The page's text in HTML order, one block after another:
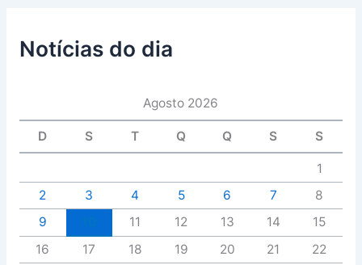
Notícias do dia
Agosto 2026
D S T Q Q S S
1
2
3 4 5 6 7
8
9
11 12 13 14
15
16
17 18 19 20 21
22